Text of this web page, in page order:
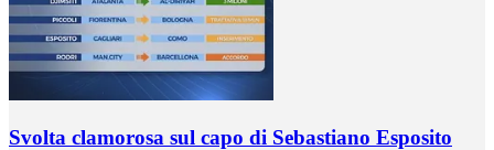
Svolta clamorosa sul capo di Sebastiano Esposito